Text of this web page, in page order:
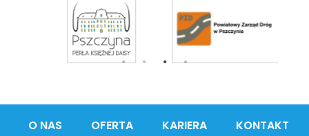
O NAS OFERTA KARIERA
KONTAKT